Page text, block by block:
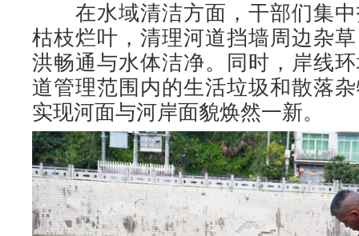
在水域清洁方面，干部们集中
枯枝烂叶，清理河道挡墙周边杂
洪畅通与水体洁净。同时，岸线
道管理范围内的生活垃圾和散落
实现河面与河岸面貌焕然一新。